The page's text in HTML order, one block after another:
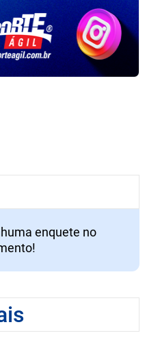
enquete no